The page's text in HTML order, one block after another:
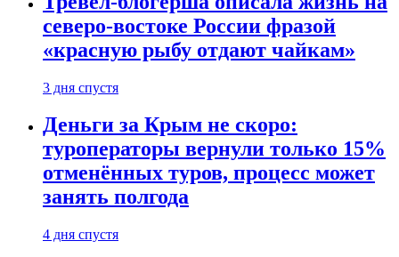
северо-востоке России фразой
«красную рыбу отдают чайкам»
3 дня спустя
Деньги за Крым не скоро:
туроператоры вернули только 15%
отменённых туров, процесс может
занять полгода
4 дня спустя